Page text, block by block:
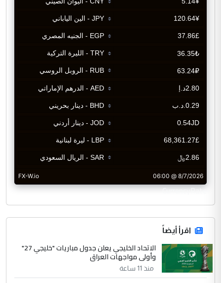
CurrencyRate
اقرأ أيضاً
الاتحاد الخليجي يعلن جدول مباريات "خليجي 27"
وأولى مواجهات العراق
منذ 11 ساعة